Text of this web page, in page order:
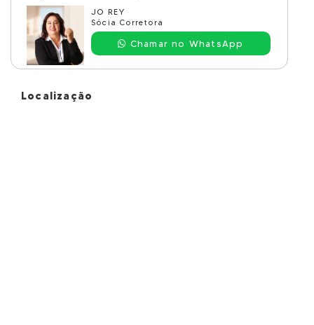
JO REY
Sócia Corretora
Chamar no WhatsApp
Localização